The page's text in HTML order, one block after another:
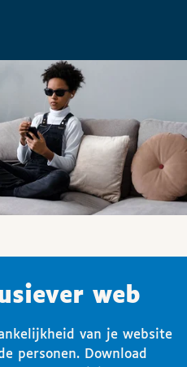
web
van je website
personen. Download